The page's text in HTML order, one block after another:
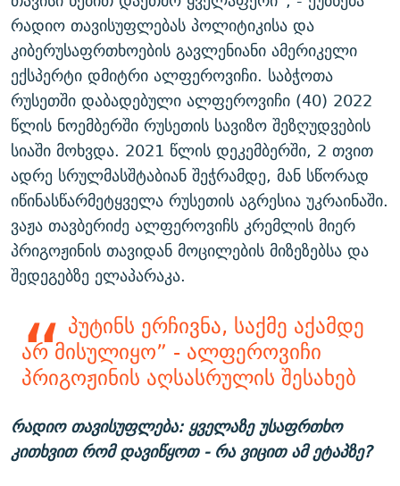
რადიო თავისუფლებას პოლიტიკისა და
კიბერუსაფრთხოების გავლენიანი ამერიკელი
ექსპერტი დმიტრი ალფეროვიჩი. საბჭოთა
რუსეთში დაბადებული ალფეროვიჩი (40) 2022
წლის ნოემბერში რუსეთის სავიზო შეზღუდვების
სიაში მოხვდა. 2021 წლის დეკემბერში, 2 თვით
ადრე სრულმასშტაბიან შეჭრამდე, მან სწორად
იწინასწარმეტყველა რუსეთის აგრესია უკრაინაში.
ვაჟა თავბერიძე ალფეროვიჩს კრემლის მიერ
პრიგოჟინის თავიდან მოცილების მიზეზებსა და
შედეგებზე ელაპარაკა.
პუტინს ერჩივნა, საქმე აქამდე
არ მისულიყო” - ალფეროვიჩი
პრიგოჟინის აღსასრულის შესახებ
რადიო თავისუფლება: ყველაზე უსაფრთხო
კითხვით რომ დავიწყოთ - რა ვიცით ამ ეტაპზე?